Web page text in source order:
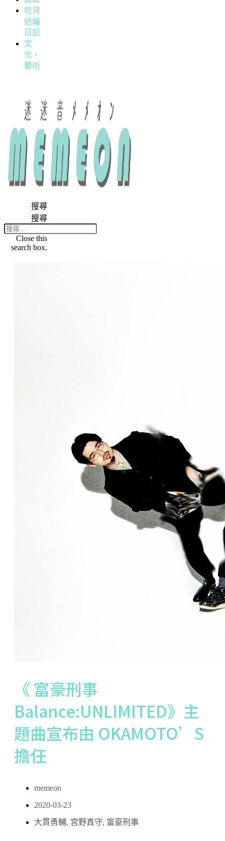
吃貨
迷編
日記
文
化・
藝術
搜尋
搜尋
Close this
search box.
《 富豪刑事
Balance:UNLIMITED》主
題曲宣布由 OKAMOTO’S
擔任
memeon
2020-03-23
大貫勇輔, 宮野真守, 富豪刑事